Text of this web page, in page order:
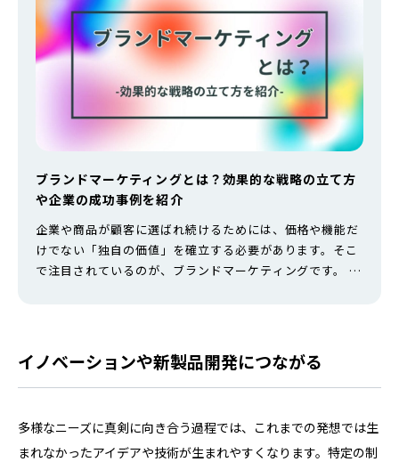
ブランドマーケティングとは？効果的な戦略の立て方
や企業の成功事例を紹介
企業や商品が顧客に選ばれ続けるためには、価格や機能だ
けでない「独自の価値」を確立する必要があります。そこ
で注目されているのが、ブランドマーケティングです。 商
ドマーケティングとはなにか、具体的な戦略立案や、実践
的な施策まで網羅的に解説します。…
イノベーションや新製品開発につながる
多様なニーズに真剣に向き合う過程では、これまでの発想では生
まれなかったアイデアや技術が生まれやすくなります。特定の制